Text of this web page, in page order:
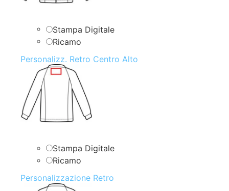
Stampa Digitale
Ricamo
Personalizz. Retro Centro Alto
Stampa Digitale
Ricamo
Personalizzazione Retro